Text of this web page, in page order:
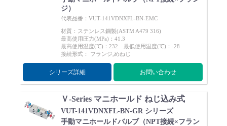
よくあるご質問(FAQ)・用語集
Cv値・流量計算ツール
製品動画一覧
バルブと継手のきほん
ジ）
代表品番：VUT-141VDNXFL-BN-EMC
材質：ステンレス鋼製(ASTM A479 316)
最高使用圧力(MPa)：41.3
最高使用温度(℃)：232 最低使用温度(℃)：-28
接続形式： フランジ,めねじ
シリーズ詳細 お問い合わせ
Ｖ-Series マニホールド ねじ込み式
VUT-141VDNXFL-BN-GR シリーズ
手動マニホールドバルブ（NPT接続×フラン